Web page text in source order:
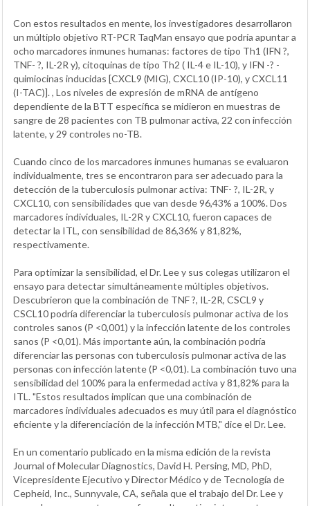
Con estos resultados en mente, los investigadores desarrollaron
un múltiplo objetivo RT-PCR TaqMan ensayo que podría apuntar a
ocho marcadores inmunes humanas: factores de tipo Th1 (IFN ?,
TNF- ?, IL-2R y), citoquinas de tipo Th2 ( IL-4 e IL-10), y IFN -? -
quimiocinas inducidas [CXCL9 (MIG), CXCL10 (IP-10), y CXCL11
(I-TAC)]. , Los niveles de expresión de mRNA de antígeno
dependiente de la BTT específica se midieron en muestras de
sangre de 28 pacientes con TB pulmonar activa, 22 con infección
latente, y 29 controles no-TB.
Cuando cinco de los marcadores inmunes humanas se evaluaron
individualmente, tres se encontraron para ser adecuado para la
detección de la tuberculosis pulmonar activa: TNF- ?, IL-2R, y
CXCL10, con sensibilidades que van desde 96,43% a 100%. Dos
marcadores individuales, IL-2R y CXCL10, fueron capaces de
detectar la ITL, con sensibilidad de 86,36% y 81,82%,
respectivamente.
Para optimizar la sensibilidad, el Dr. Lee y sus colegas utilizaron el
ensayo para detectar simultáneamente múltiples objetivos.
Descubrieron que la combinación de TNF ?, IL-2R, CSCL9 y
CSCL10 podría diferenciar la tuberculosis pulmonar activa de los
controles sanos (P <0,001) y la infección latente de los controles
sanos (P <0,01). Más importante aún, la combinación podría
diferenciar las personas con tuberculosis pulmonar activa de las
personas con infección latente (P <0,01). La combinación tuvo una
sensibilidad del 100% para la enfermedad activa y 81,82% para la
ITL. "Estos resultados implican que una combinación de
marcadores individuales adecuados es muy útil para el diagnóstico
eficiente y la diferenciación de la infección MTB," dice el Dr. Lee.
En un comentario publicado en la misma edición de la revista
Journal of Molecular Diagnostics, David H. Persing, MD, PhD,
Vicepresidente Ejecutivo y Director Médico y de Tecnología de
Cepheid, Inc., Sunnyvale, CA, señala que el trabajo del Dr. Lee y